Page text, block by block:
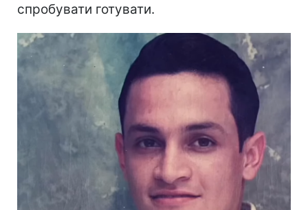
спробувати готувати.